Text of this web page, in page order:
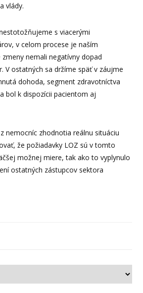
vlády.
s viacerými
v celom procese je naším
nemali negatívny dopad
V ostatných sa držíme späť v záujme
dohoda, segment zdravotníctva
bol k dispozícii pacientom aj
nemocníc zhodnotia reálnu situáciu
že požiadavky LOZ sú v tomto
možnej miere, tak ako to vyplynulo
ostatných zástupcov sektora